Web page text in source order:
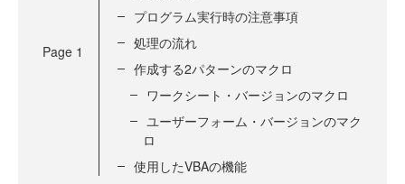
Page 1
プログラム実行時の注意事項
処理の流れ
作成する2パターンのマクロ
ワークシート・バージョンのマクロ
ユーザーフォーム・バージョンのマク
ロ
使用したVBAの機能